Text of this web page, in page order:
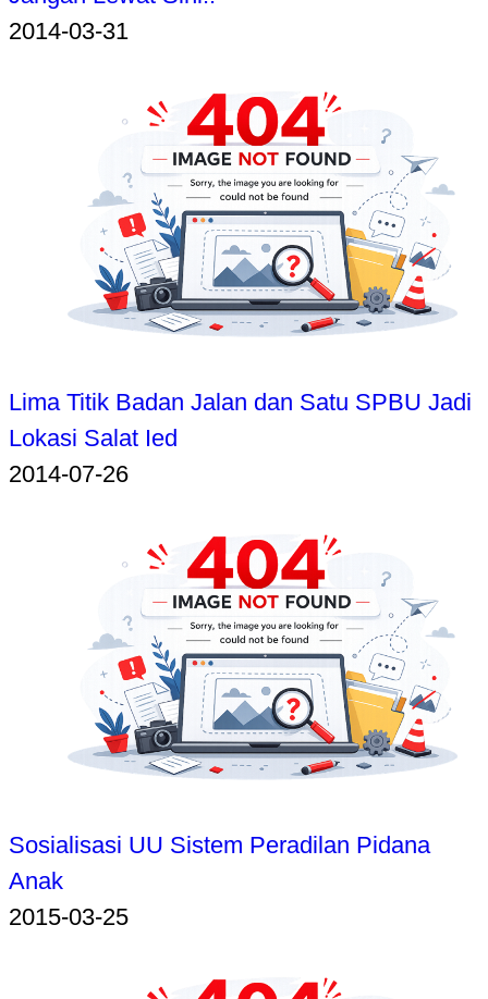
2014-03-31
Lima Titik Badan Jalan dan Satu SPBU Jadi
Lokasi Salat Ied
2014-07-26
Sosialisasi UU Sistem Peradilan Pidana
Anak
2015-03-25